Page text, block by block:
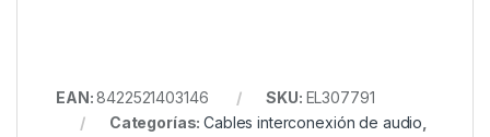
EAN:8422521403146 SKU: EL307791
Categorías:Cables interconexión de audio